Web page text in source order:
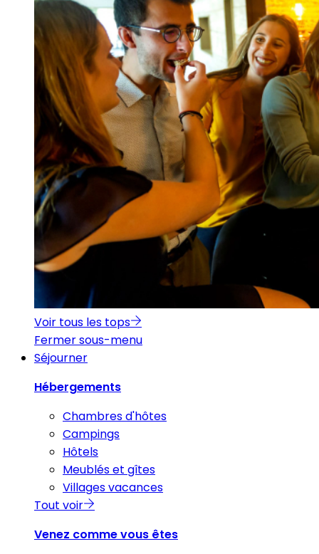
Voir tous les tops
Fermer sous-menu
Séjourner
Hébergements
Chambres d'hôtes
Campings
Hôtels
Meublés et gîtes
Villages vacances
Tout voir
Venez comme vous êtes